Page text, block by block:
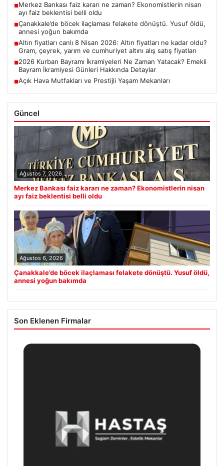
■Merkez Bankası faiz kararı ne zaman? Ekonomistlerin nisan
ayı faiz beklentisi belli oldu
■Çanakkale’de böcek ilaçlaması felakete dönüştü. Yusuf öldü,
annesi yoğun bakımda
■Altın fiyatları canlı 8 Nisan 2026: Altın fiyatları ne kadar oldu?
Gram, çeyrek, yarım ve cumhuriyet altını alış satış fiyatları
■2026 Kurban Bayramı İkramiyeleri Ne Zaman Yatacak? Emekli
Bayram İkramiyesi Günleri Hakkında Detaylar
■Açık Hava Mutfakları ve Prestijli Yaşam Mekanları
Güncel
Ağustos 7, 2026
Merkez Bankası faiz kararı ne zaman? Ekonomistlerin nisan
ayı faiz beklentisi belli oldu
Ağustos 6, 2026
Çanakkale’de böcek ilaçlaması felakete dönüştü. Yusuf öldü,
annesi yoğun bakımda
Son Eklenen Firmalar